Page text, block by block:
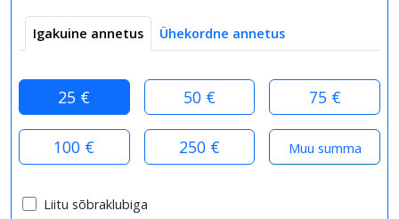
Igakuine annetus Ühekordne annetus
25 € 50 € 75 €
100 € 250 €
Liitu sõbraklubiga